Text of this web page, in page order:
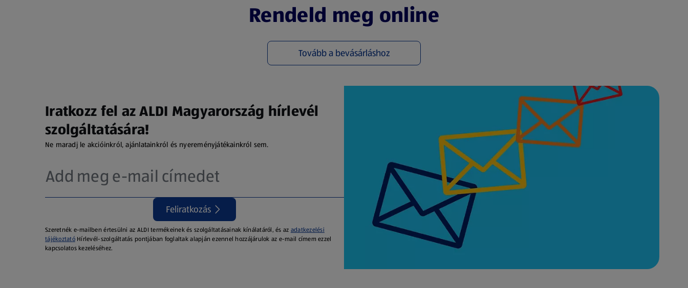
Rendeld meg online
Tovább a bevásárláshoz
(új oldalon nyílik meg)
Iratkozz fel az ALDI Magyarország hírlevél
szolgáltatására!
Ne maradj le akcióinkról, ajánlatainkról és nyereményjátékainkról sem.
Feliratkozás
Szeretnék e-mailben értesülni az ALDI termékeinek és szolgáltatásainak kínálatáról, és az adatkezelési
tájékoztatóHírlevél-szolgáltatás pontjában foglaltak alapján ezennel hozzájárulok az e-mail címem ezzel
kapcsolatos kezeléséhez.